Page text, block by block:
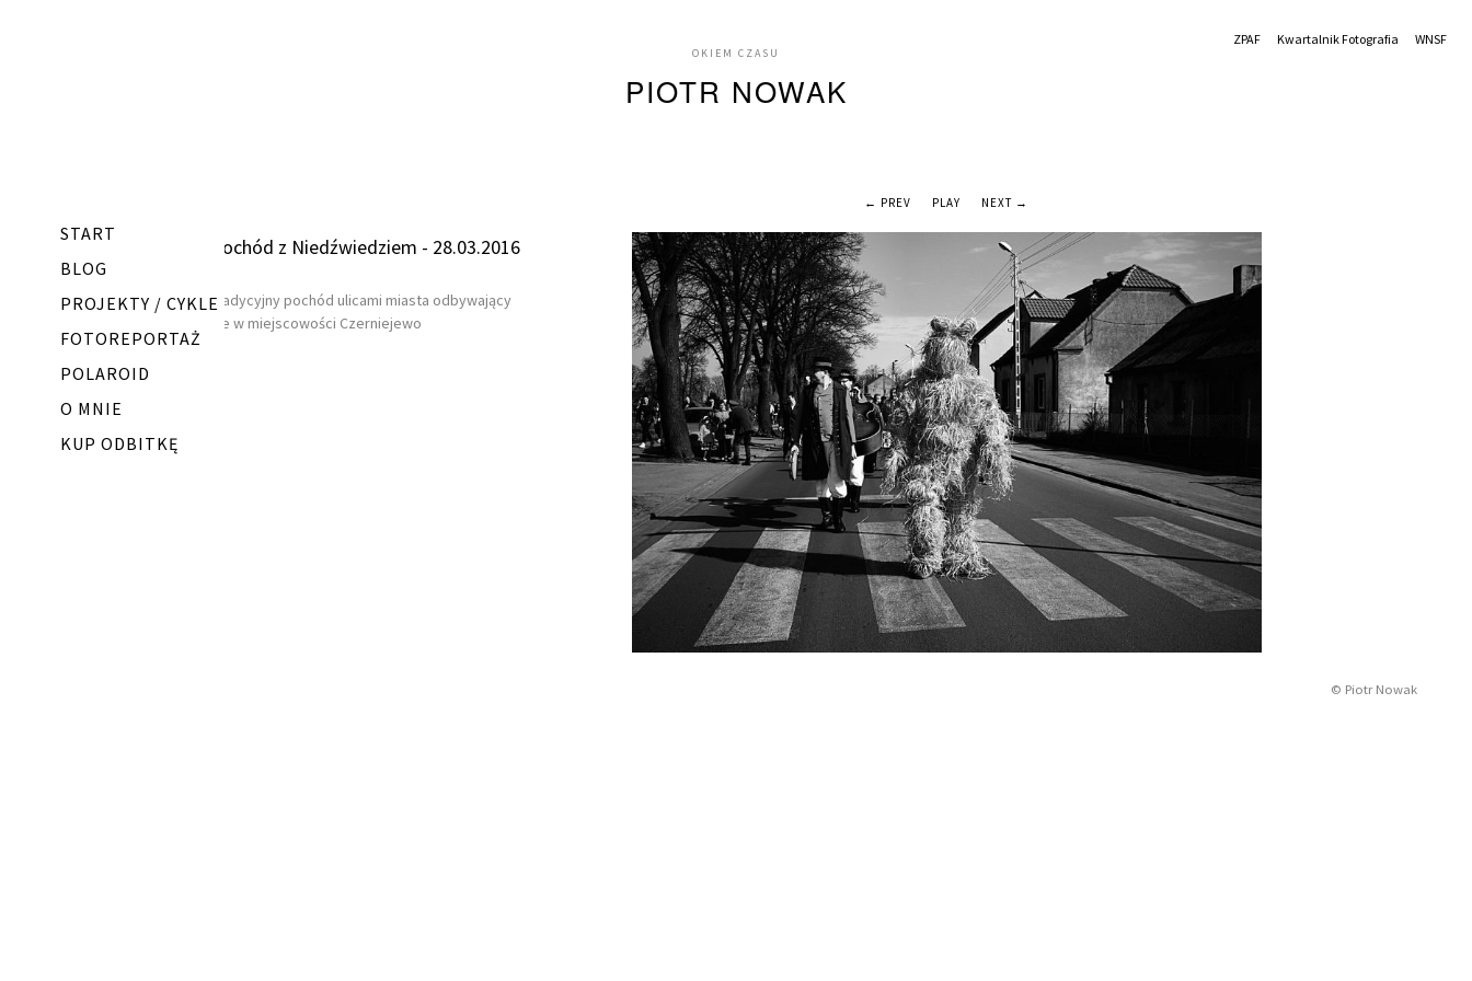
START
BLOG
PROJEKTY / CYKLE
FOTOREPORTAŻ
POLAROID
O MNIE
KUP ODBITKĘ
ZPAF Kwartalnik Fotografia WNSF
OKIEM CZASU
PIOTR NOWAK
Pochód z Niedźwiedziem - 28.03.2016
Tradycyjny pochód ulicami miasta odbywający
sie w miejscowości Czerniejewo
← PREV PLAY NEXT →
© Piotr Nowak